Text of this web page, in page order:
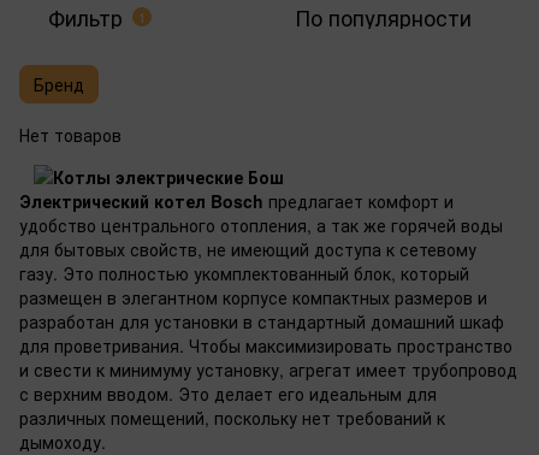
Фильтр 1 По популярности
Бренд
Нет товаров
Электрический котел Bosch предлагает комфорт и
удобство центрального отопления, а так же горячей воды
для бытовых свойств, не имеющий доступа к сетевому
газу. Это полностью укомплектованный блок, который
размещен в элегантном корпусе компактных размеров и
разработан для установки в стандартный домашний шкаф
для проветривания. Чтобы максимизировать пространство
и свести к минимуму установку, агрегат имеет трубопровод
с верхним вводом. Это делает его идеальным для
различных помещений, поскольку нет требований к
дымоходу.